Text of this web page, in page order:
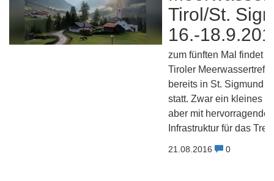
Tirol/St.
16.-
zum fünften Mal findet
Tiroler
bereits in St. Sigmund
statt. Zwar ein kleines
aber mit hervorragender
Infrastruktur für das
21.08.2016 0